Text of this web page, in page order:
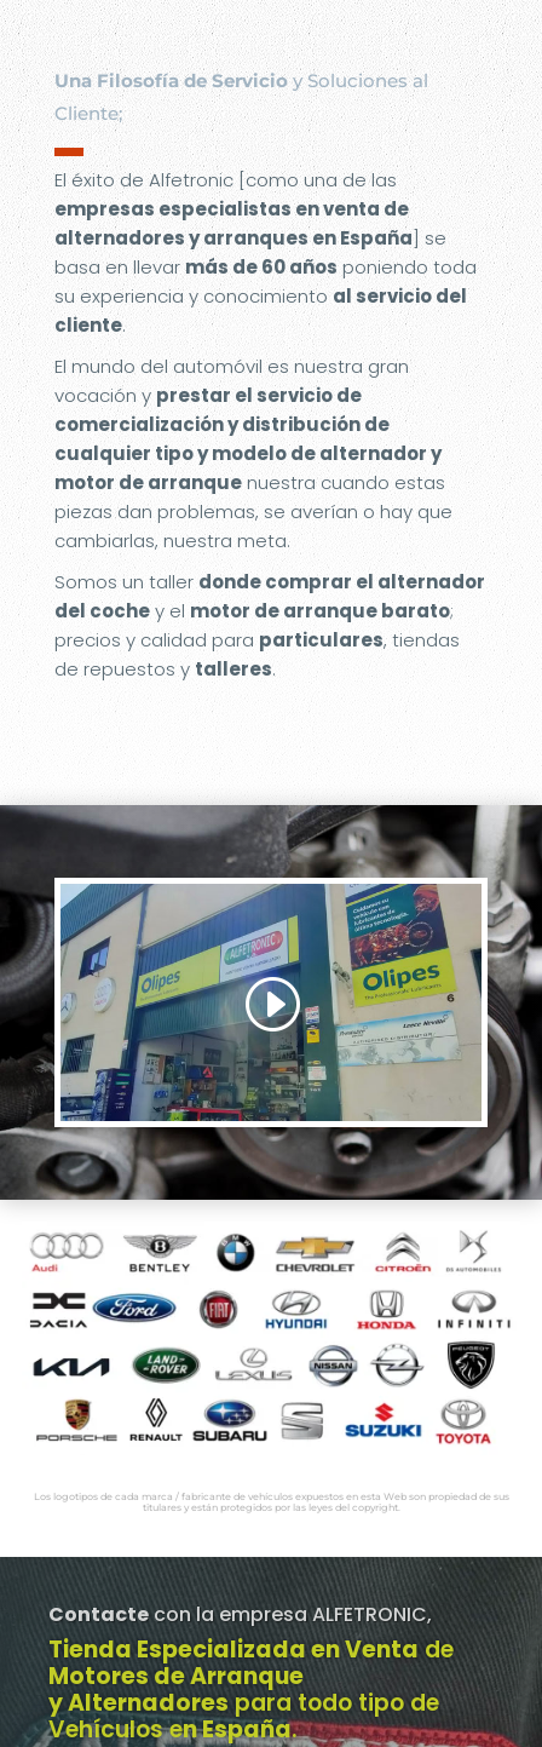
Una Filosofía de Servicioy Soluciones al
Cliente;
▬
El éxito de Alfetronic [como una de las
empresas especialistas en venta de
alternadores y arranques en España] se
basa en llevarmás de 60 añosponiendo toda
su experiencia y conocimiento al servicio del
cliente.
El mundo del automóvil es nuestra gran
vocación y prestar el servicio de
comercialización y distribución de
cualquier tipo y modelo de alternador y
motor de arranquenuestra cuando estas
piezas dan problemas, se averían o hay que
cambiarlas, nuestra meta.
Somos un taller donde comprar el alternador
del cochey el motor de arranque barato;
precios y calidad para particulares, tiendas
de repuestos y talleres.
Los logotipos de cada marca / fabricante de vehículos expuestos en esta Web son propiedad de sus
titulares y están protegidos por las leyes del copyright.
Contacte con la empresa ALFETRONIC,
Tienda Especializada en Venta de
Motores de Arranque
y Alternadores para todo tipo de
Vehículos en España.